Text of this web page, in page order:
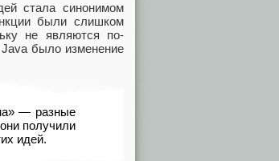
стала синонимом
были слишком
не являются по-
было изменение
— разные
получили
идей.